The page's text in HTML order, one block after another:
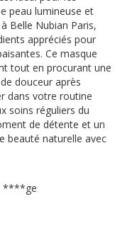
peau lumineuse et
Belle Nubian Paris,
appréciés pour
Ce masque
tout en procurant une
douceur après
dans votre routine
soins réguliers du
de détente et un
beauté naturelle avec
****ge